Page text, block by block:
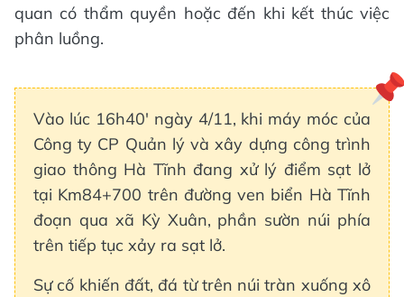
quan có thẩm quyền hoặc đến khi kết thúc việc
phân luồng.
Vào lúc 16h40' ngày 4/11, khi máy móc của
Công ty CP Quản lý và xây dựng công trình
giao thông Hà Tĩnh đang xử lý điểm sạt lở
tại Km84+700 trên đường ven biển Hà Tĩnh
đoạn qua xã Kỳ Xuân, phần sườn núi phía
trên tiếp tục xảy ra sạt lở.
Sự cố khiến đất, đá từ trên núi tràn xuống xô